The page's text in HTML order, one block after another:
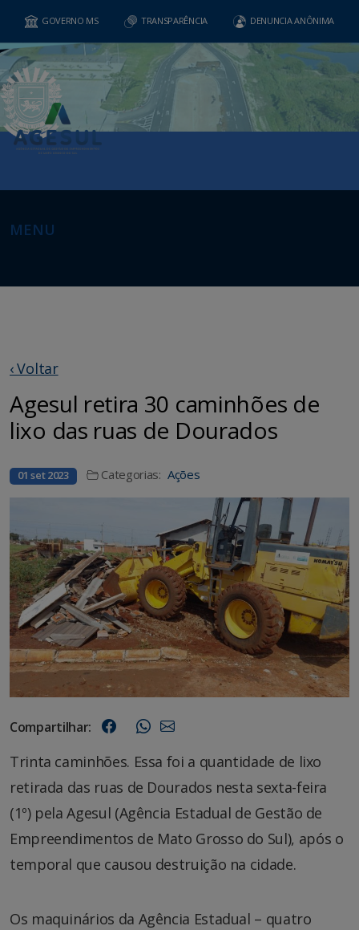
GOVERNO MS TRANSPARÊNCIA DENUNCIA ANÔNIMA
MENU
‹ Voltar
Agesul retira 30 caminhões de
lixo das ruas de Dourados
01 set 2023 Categorias: Ações
Compartilhar:
Trinta caminhões. Essa foi a quantidade de lixo
retirada das ruas de Dourados nesta sexta-feira
(1º) pela Agesul (Agência Estadual de Gestão de
Empreendimentos de Mato Grosso do Sul), após o
temporal que causou destruição na cidade.
Os maquinários da Agência Estadual – quatro